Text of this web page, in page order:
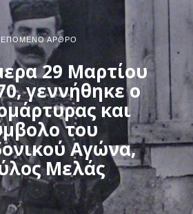
ΕΠΌΜΕΝΟ ΆΡΘΡΟ
29 Μαρτίου
γεννήθηκε ο
και
του
Αγώνα,
Μελάς